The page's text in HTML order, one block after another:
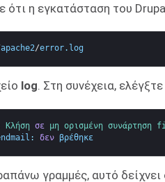
ότι η εγκατάσταση του
apache2/error. log
log. Στη συνέχεια,
Κλήση σε μη ορισμένη συνάρτηση
: δεν βρέθηκε
γραμμές, αυτό